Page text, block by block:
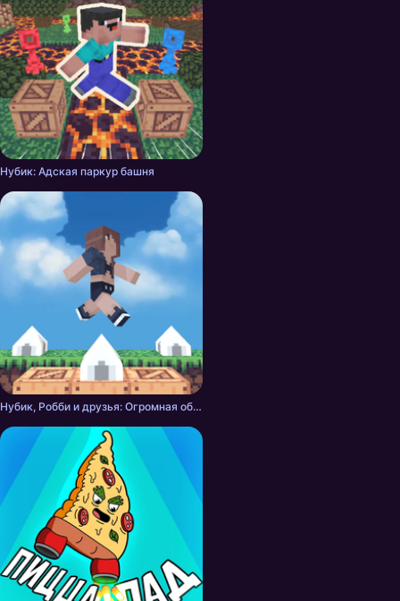
Нубик: Адская паркур башня
Нубик, Робби и друзья: Огромная обби башня